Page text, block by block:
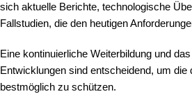
sich aktuelle Berichte, technologische
Fallstudien, die den heutigen
Eine kontinuierliche Weiterbildung und
Entwicklungen sind entscheidend, um die
bestmöglich zu schützen.